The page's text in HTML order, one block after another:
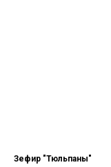
Зефир "Тюльпаны"